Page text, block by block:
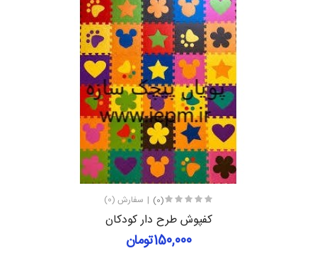
(0) سفارش (0)
کفپوش طرح دار کودکان
150,000تومان